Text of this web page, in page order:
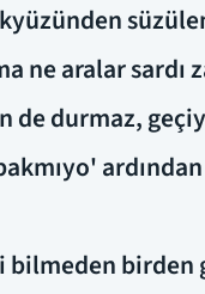
ne aralar sardı
de durmaz,
ardından
bilmeden birden